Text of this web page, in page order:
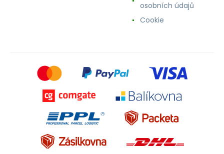
osobních údajů
Cookie